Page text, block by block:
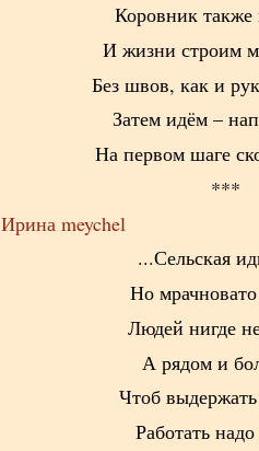
Коровник также
И жизни строим
Без швов, как и
Затем идём –
На первом шаге
***
Ирина meychel
...Сельская
Но
Людей нигде
А рядом и
Чтоб
Работать